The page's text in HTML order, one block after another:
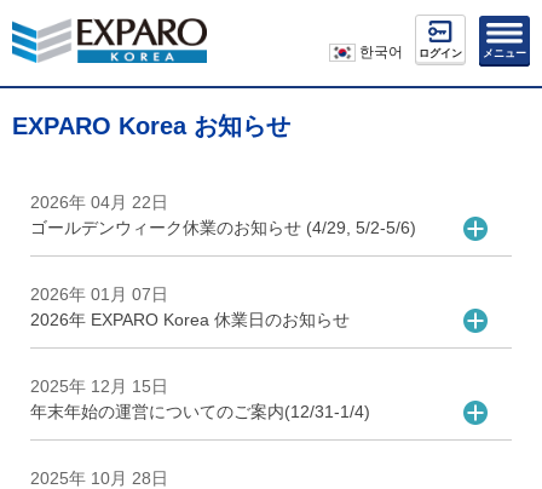
한국어 ログイン メニュー
EXPARO Korea お知らせ
2026年 04月 22日
ゴールデンウィーク休業のお知らせ (4/29, 5/2-5/6)
2026年 01月 07日
2026年 EXPARO Korea 休業日のお知らせ
2025年 12月 15日
年末年始の運営についてのご案内(12/31-1/4)
2025年 10月 28日